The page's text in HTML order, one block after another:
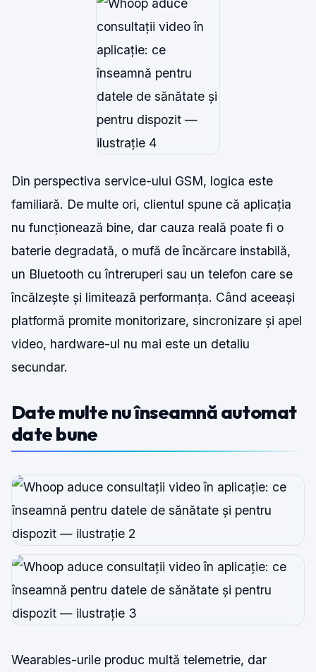
Din perspectiva service-ului GSM, logica este
familiară. De multe ori, clientul spune că aplicația
nu funcționează bine, dar cauza reală poate fi o
baterie degradată, o mufă de încărcare instabilă,
un Bluetooth cu întreruperi sau un telefon care se
încălzește și limitează performanța. Când aceeași
platformă promite monitorizare, sincronizare și apel
video, hardware-ul nu mai este un detaliu
secundar.
Date multe nu înseamnă automat
date bune
Wearables-urile produc multă telemetrie, dar